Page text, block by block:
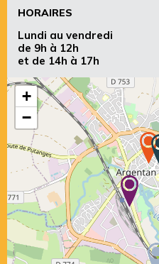
HORAIRES
Lundi au vendredi
de 9h à 12h
et de 14h à 17h
+
−